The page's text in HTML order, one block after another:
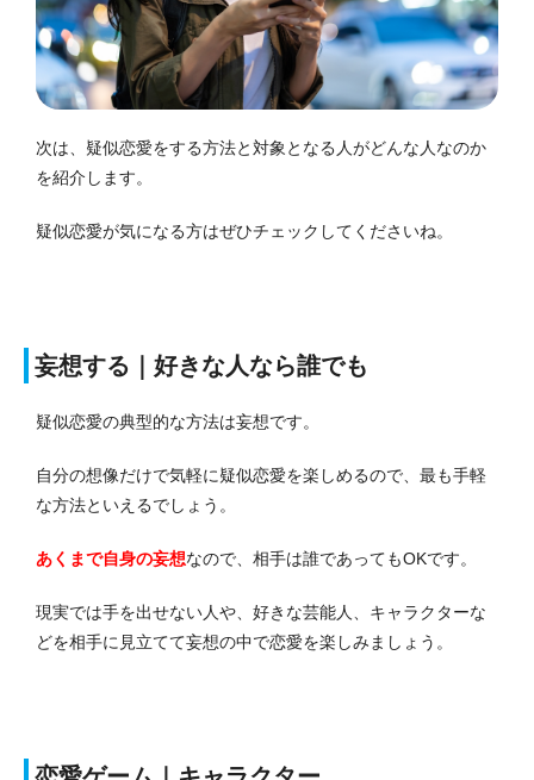
次は、疑似恋愛をする方法と対象となる人がどんな人なのか
を紹介します。
疑似恋愛が気になる方はぜひチェックしてくださいね。
妄想する｜好きな人なら誰でも
疑似恋愛の典型的な方法は妄想です。
自分の想像だけで気軽に疑似恋愛を楽しめるので、最も手軽
な方法といえるでしょう。
あくまで自身の妄想なので、相手は誰であってもOKです。
現実では手を出せない人や、好きな芸能人、キャラクターな
どを相手に見立てて妄想の中で恋愛を楽しみましょう。